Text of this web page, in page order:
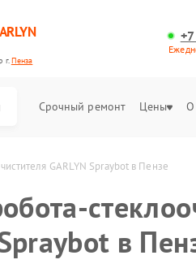
г.Пенза
Срочный ремонт Цены О
GARLYN Spraybot в Пензе
в